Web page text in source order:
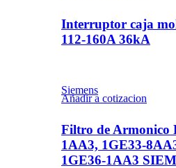
Interruptor caja
112-160A 36kA
Siemens
Añadir a cotizacion
Filtro de Armonico
1AA3, 1GE33-
1GE36-1AA3